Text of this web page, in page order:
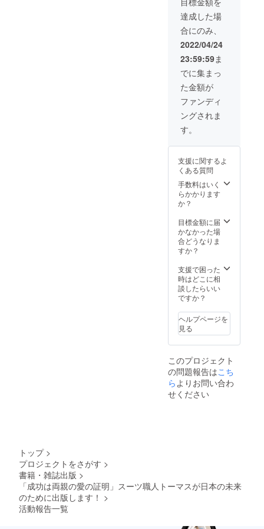
※採寸や
ヒアリ
ングの
方法に
つきま
して
は、ご
支援者
様と
メール
にてや
り取り
の上決
す。 書
郵送に
てお送
り致し
ます。
す。 ※
備考欄
に御社
名と事
業内容
を50文
字以内
でご記
載くだ
さい。
※採寸や
ヒアリ
ングの
して
支援者
様と
メール
にてや
り取り
定いた
しま
す。
お仕立
チケッ
ト5枚
セット
をご提
供いた
しま
す。 大
切な社
員のた
めに上
質な
スーツ
たしま
籍を50
冊郵送
にてお
送り致
しま
備考欄
に御社
名と事
業内容
字以内
でご記
載くだ
さい。
ヒアリ
ングの
方法に
つきま
は、ご
支援者
様と
メール
にてや
達成した場
合にのみ、
2022/04/24
23:59:59ま
でに集まっ
た金額が
ファンディ
ングされま
す。
支援に関するよ
くある質問
手数料はいく
らかかります
か？
目標金額に届
かなかった場
合どうなりま
すか？
支援で困った
時はどこに相
談したらいい
ですか？
ヘルプページを
見る
このプロジェクト
の問題報告はこち
ら よりお問い合わ
せください
トップ >
プロジェクトをさがす >
書籍・雑誌出版 >
「成功は両親の愛の証明」スーツ職人トーマスが日本の未来
のために出版します！ >
活動報告一覧